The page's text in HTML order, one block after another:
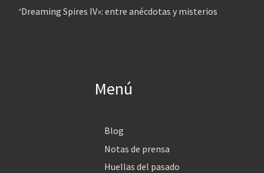
‘Dreaming Spires IV»: entre anécdotas y misterios
Menú
Blog
Notas de prensa
Huellas del pasado